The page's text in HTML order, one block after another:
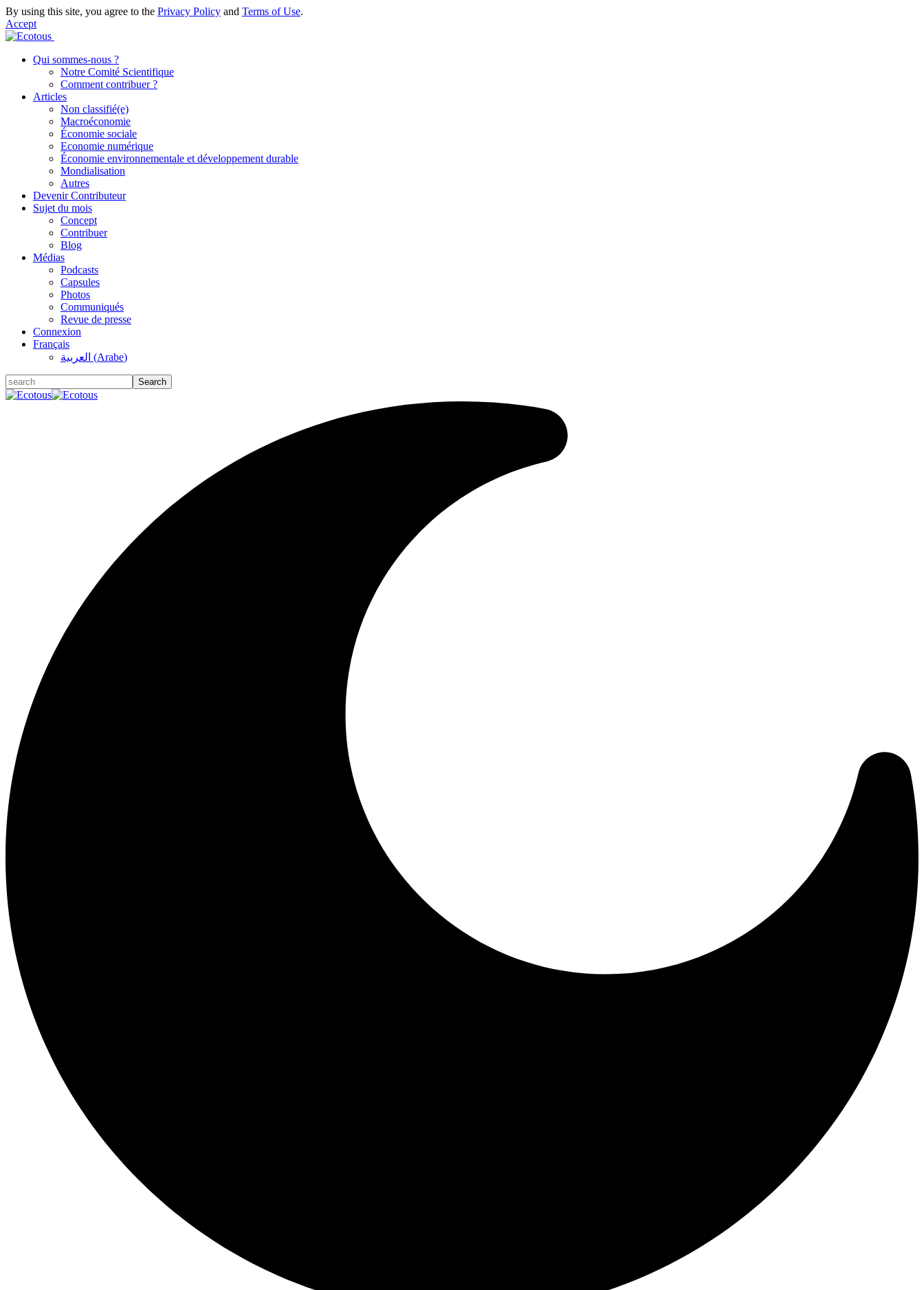
By using this site, you agree to the Privacy Policy and Terms of Use.
Accept
Qui sommes-nous ?
Notre Comité Scientifique
Comment contribuer ?
Articles
Non classifié(e)
Macroéconomie
Économie sociale
Economie numérique
Économie environnementale et développement durable
Mondialisation
Autres
Devenir Contributeur
Sujet du mois
Concept
Contribuer
Blog
Médias
Podcasts
Capsules
Photos
Communiqués
Revue de presse
Connexion
Français
العربية (Arabe)